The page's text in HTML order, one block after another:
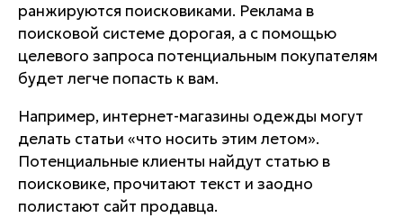
ранжируются поисковиками. Реклама в
поисковой системе дорогая, а с помощью
целевого запроса потенциальным покупателям
будет легче попасть к вам.
Например, интернет-магазины одежды могут
делать статьи «что носить этим летом».
Потенциальные клиенты найдут статью в
поисковике, прочитают текст и заодно
полистают сайт продавца.